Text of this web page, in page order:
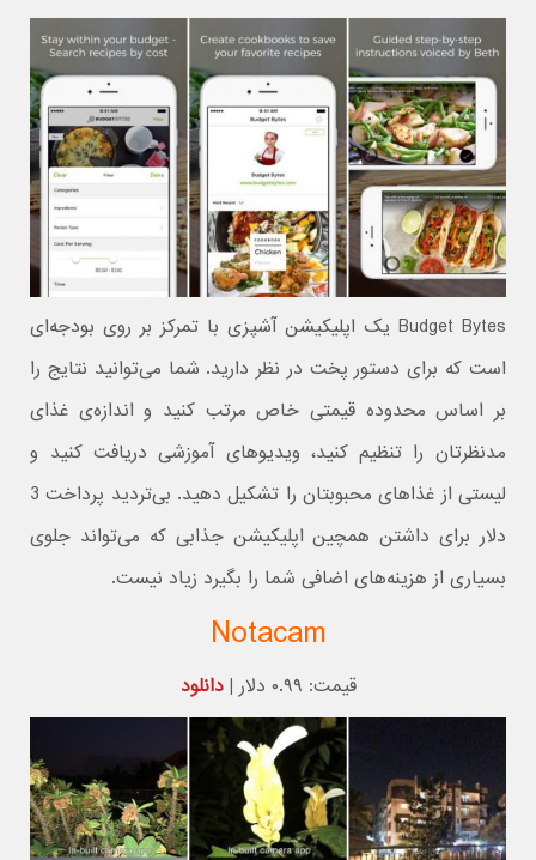
Budget Bytes یک اپلیکیشن آشپزی با تمرکز بر روی بودجه‌ای
است که برای دستور پخت در نظر دارید. شما می‌توانید نتایج را
بر اساس محدوده قیمتی خاص مرتب کنید و اندازه‌ی غذای
مدنظرتان را تنظیم کنید، ویدیوهای آموزشی دریافت کنید و
لیستی از غذاهای محبوبتان را تشکیل دهید. بی‌تردید پرداخت 3
دلار برای داشتن همچین اپلیکیشن جذابی که می‌تواند جلوی
بسیاری از هزینه‌های اضافی شما را بگیرد زیاد نیست.
Notacam
قیمت: ۰.۹۹ دلار | دانلود